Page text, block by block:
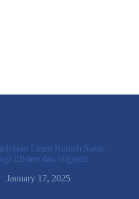
Linen Rumah Sakit:
Efisien dan Higienis
January 17, 2025